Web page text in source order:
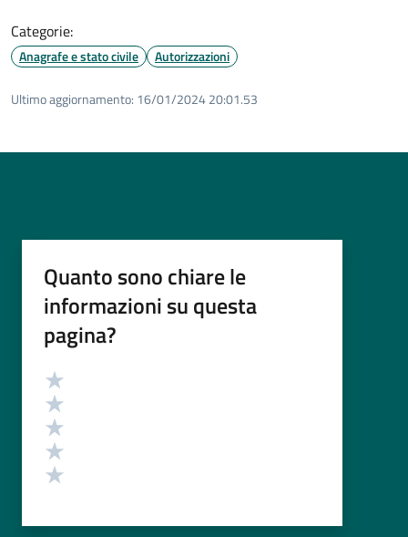
Categorie:
Anagrafe e stato civile Autorizzazioni
Ultimo aggiornamento: 16/01/2024 20:01.53
Quanto sono chiare le
informazioni su questa
pagina?
Valutazione